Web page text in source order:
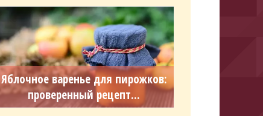
Яблочное варенье для пирожков:
проверенный рецепт...